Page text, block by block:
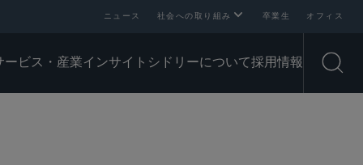
ニュース 社会への取り組み 卒業生 オフィス
ービス・産業インサイト シドリーについて採用情報